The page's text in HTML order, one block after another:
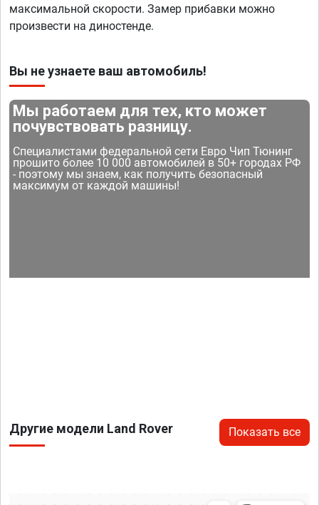
максимальной скорости. Замер прибавки можно
произвести на диностенде.
Вы не узнаете ваш автомобиль!
Мы работаем для тех, кто может
почувствовать разницу.
Специалистами федеральной сети Евро Чип Тюнинг
прошито более 10 000 автомобилей в 50+ городах РФ
- поэтому мы знаем, как получить безопасный
максимум от каждой машины!
Другие модели Land Rover Показать все